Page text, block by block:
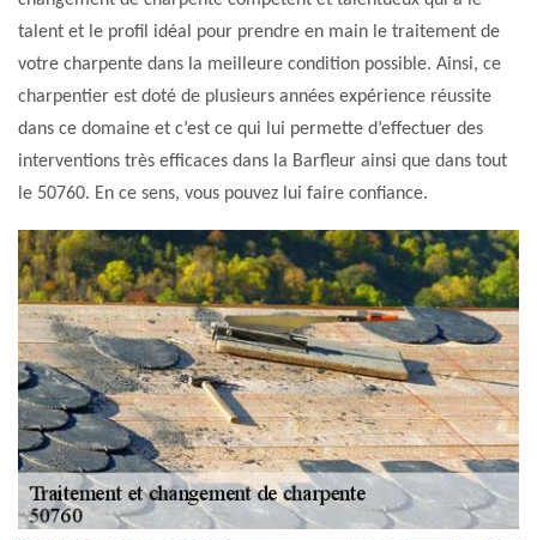
talent et le profil idéal pour prendre en main le traitement de
votre charpente dans la meilleure condition possible. Ainsi, ce
charpentier est doté de plusieurs années expérience réussite
dans ce domaine et c’est ce qui lui permette d’effectuer des
interventions très efficaces dans la Barfleur ainsi que dans tout
le 50760. En ce sens, vous pouvez lui faire confiance.